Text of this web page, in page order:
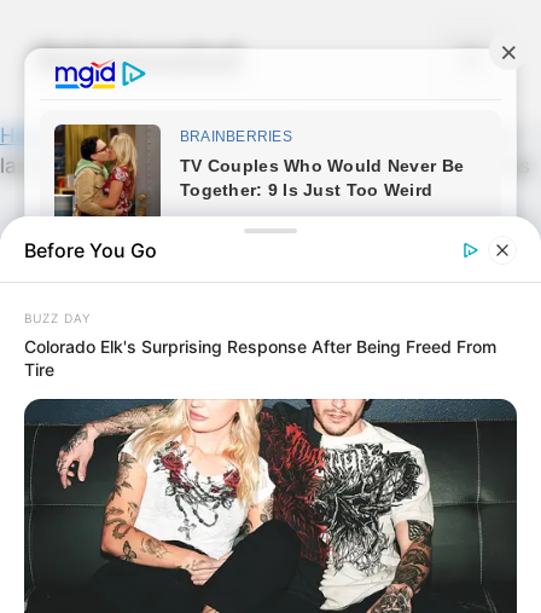
contentNoticiassalud Menu
Home»News »Cree usted que deben de ir a prisión
las personas que prendieron fuego a un gato…ver mas
Before You Go
BUZZ DAY
Colorado Elk's Surprising Response After Being Freed From
Tire